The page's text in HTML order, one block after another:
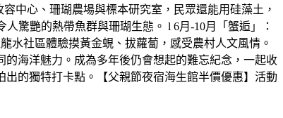
中心、珊瑚農場與標本研究室，民眾還能用硅藻土，
驚艷的熱帶魚群與珊瑚生態。 l 6月-10月「蟹逅」：
水社區體驗摸黃金蜆、拔蘿蔔，感受農村人文風情。
海洋魅力。成為多年後仍會想起的難忘紀念，一起收
的獨特打卡點。【父親節夜宿海生館半價優惠】活動